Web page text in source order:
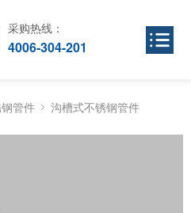
采购热线：
4006-304-201
管件 沟槽式不锈钢管件